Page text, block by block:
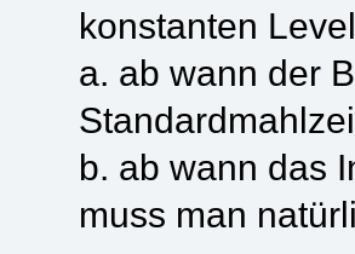
konstanten
a. ab wann der
b. ab wann das
muss man